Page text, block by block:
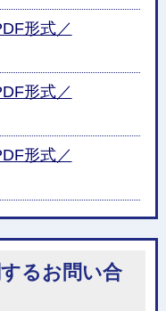
形式／
形式／
形式／
るお問い合